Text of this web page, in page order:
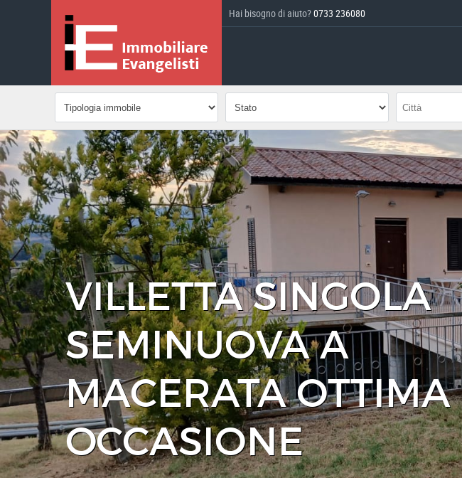
Hai bisogno di aiuto?0733 236080
VILLETTA SINGOLA
SEMINUOVA A
MACERATA OTTIMA
OCCASIONE